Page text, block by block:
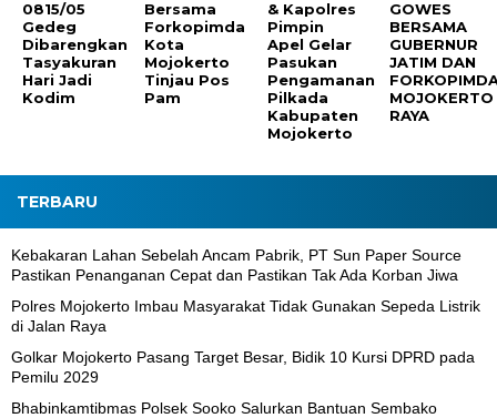
0815/05
Gedeg
Dibarengkan
Tasyakuran
Hari Jadi
Kodim
Bersama
Forkopimda
Kota
Mojokerto
Tinjau Pos
Pam
& Kapolres
Pimpin
Apel Gelar
Pasukan
Pengamanan
Pilkada
Kabupaten
Mojokerto
GOWES
BERSAMA
GUBERNUR
JATIM DAN
MOJOKERTO
RAYA
TERBARU
Kebakaran Lahan Sebelah Ancam Pabrik, PT Sun Paper Source
Pastikan Penanganan Cepat dan Pastikan Tak Ada Korban Jiwa
Polres Mojokerto Imbau Masyarakat Tidak Gunakan Sepeda Listrik
di Jalan Raya
Golkar Mojokerto Pasang Target Besar, Bidik 10 Kursi DPRD pada
Pemilu 2029
Bhabinkamtibmas Polsek Sooko Salurkan Bantuan Sembako